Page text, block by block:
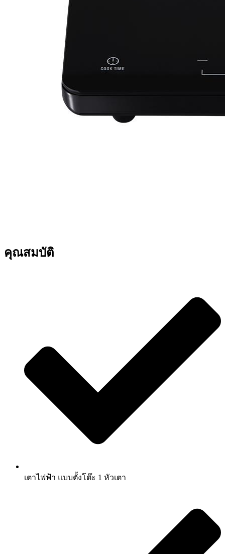
คุณสมบัติ
เตาไฟฟ้า แบบตั้งโต๊ะ 1 หัวเตา